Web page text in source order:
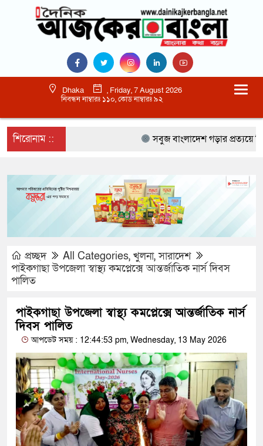
Dhaka
, Friday, 7 August 2026
নিবন্ধন নাম্বারঃ ১১০, কোড নাম্বারঃ ৯২
শিরোনাম :: সবুজ বাংলাদেশ গড়ার প্রত্যয়ে
প্রচ্ছদ All Categories, খুলনা,সারাদেশ
পাইকগাছা উপজেলা স্বাস্থ্য কমপ্লেক্সে আন্তর্জাতিক নার্স দিবস
পালিত
পাইকগাছা উপজেলা স্বাস্থ্য কমপ্লেক্সে আন্তর্জাতিক নার্স
দিবস পালিত
আপডেট সময় : 12:44:53 pm, Wednesday, 13 May 2026